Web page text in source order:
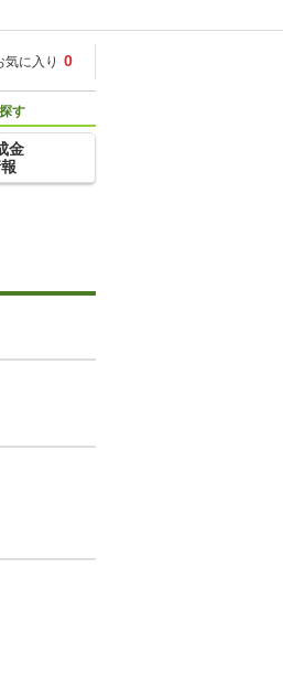
気に入り 0
す
金